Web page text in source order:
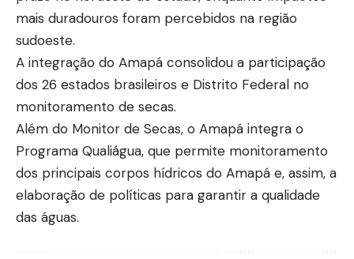
mais duradouros foram percebidos na região
sudoeste.
A integração do Amapá consolidou a participação
dos 26 estados brasileiros e Distrito Federal no
monitoramento de secas.
Além do Monitor de Secas, o Amapá integra o
Programa Qualiágua, que permite monitoramento
dos principais corpos hídricos do Amapá e, assim, a
elaboração de políticas para garantir a qualidade
das águas.